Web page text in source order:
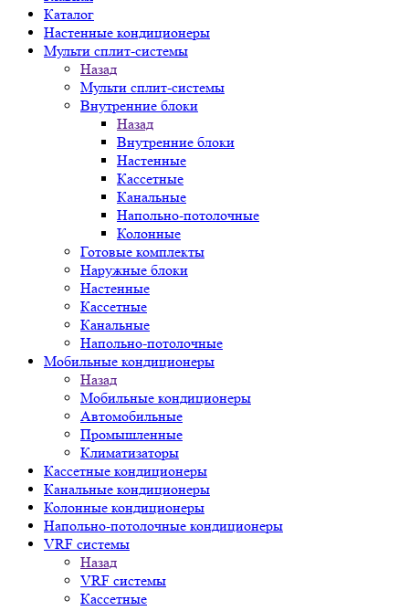
Каталог
Настенные кондиционеры
Мульти сплит-системы
Назад
Мульти сплит-системы
Внутренние блоки
Назад
Внутренние блоки
Настенные
Кассетные
Канальные
Напольно-потолочные
Колонные
Готовые комплекты
Наружные блоки
Настенные
Кассетные
Канальные
Напольно-потолочные
Мобильные кондиционеры
Назад
Мобильные кондиционеры
Автомобильные
Промышленные
Климатизаторы
Кассетные кондиционеры
Канальные кондиционеры
Колонные кондиционеры
Напольно-потолочные кондиционеры
VRF системы
Назад
VRF системы
Кассетные